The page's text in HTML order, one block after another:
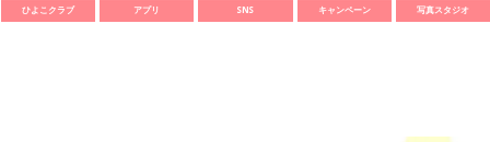
ひよこクラブ アプリ SNS キャンペーン 写真スタジオ